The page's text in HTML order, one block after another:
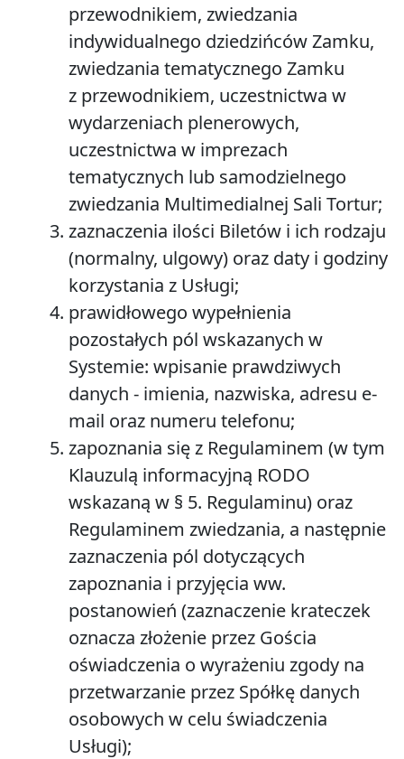
przewodnikiem, zwiedzania
indywidualnego dziedzińców Zamku,
zwiedzania tematycznego Zamku
z przewodnikiem, uczestnictwa w
wydarzeniach plenerowych,
uczestnictwa w imprezach
tematycznych lub samodzielnego
zwiedzania Multimedialnej Sali Tortur;
zaznaczenia ilości Biletów i ich rodzaju
(normalny, ulgowy) oraz daty i godziny
korzystania z Usługi;
prawidłowego wypełnienia
pozostałych pól wskazanych w
Systemie: wpisanie prawdziwych
danych - imienia, nazwiska, adresu e-
mail oraz numeru telefonu;
zapoznania się z Regulaminem (w tym
Klauzulą informacyjną RODO
wskazaną w § 5. Regulaminu) oraz
Regulaminem zwiedzania, a następnie
zaznaczenia pól dotyczących
zapoznania i przyjęcia ww.
postanowień (zaznaczenie krateczek
oznacza złożenie przez Gościa
oświadczenia o wyrażeniu zgody na
przetwarzanie przez Spółkę danych
osobowych w celu świadczenia
Usługi);